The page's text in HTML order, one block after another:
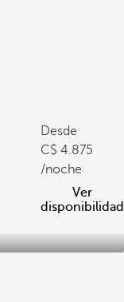
Desde
4.875
/noche
Ver
disponibilidad